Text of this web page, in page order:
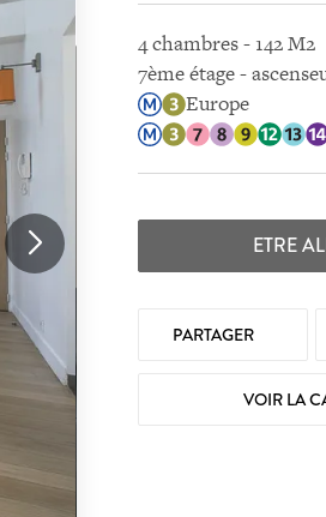
4 chambres - 142 M2
7ème étage -
Europe
ETRE
PARTAGER
VOIR LA